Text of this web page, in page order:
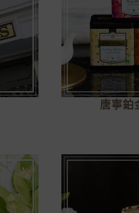
唐寧鉑